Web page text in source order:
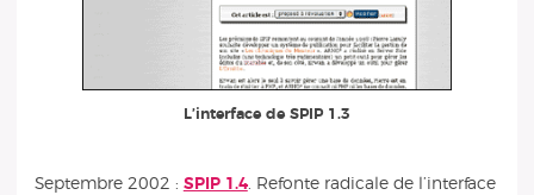
L’interface de SPIP 1.3
Septembre 2002 : SPIP 1.4. Refonte radicale de l’interface